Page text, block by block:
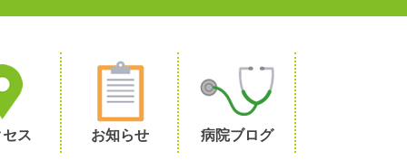
ス お知らせ 病院ブログ